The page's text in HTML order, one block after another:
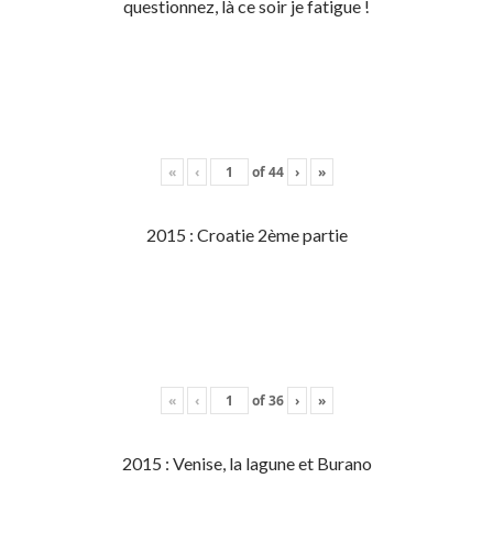
questionnez, là ce soir je fatigue !
« ‹ of44 › »
2015 : Croatie 2ème partie
« ‹ of36 › »
2015 : Venise, la lagune et Burano